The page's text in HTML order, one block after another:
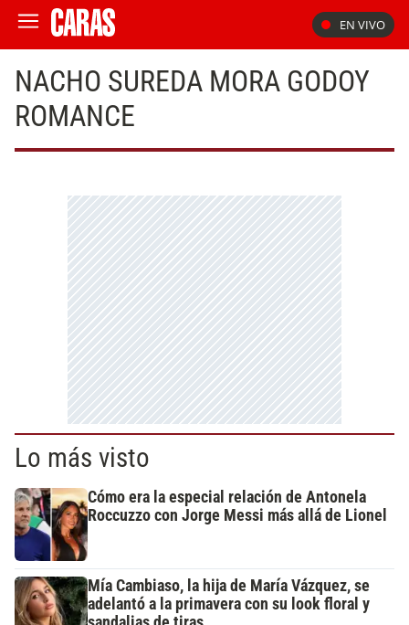
EN VIVO
NACHO SUREDA MORA GODOY
ROMANCE
Lo más visto
Cómo era la especial relación de Antonela
Roccuzzo con Jorge Messi más allá de Lionel
Mía Cambiaso, la hija de María Vázquez, se
adelantó a la primavera con su look floral y